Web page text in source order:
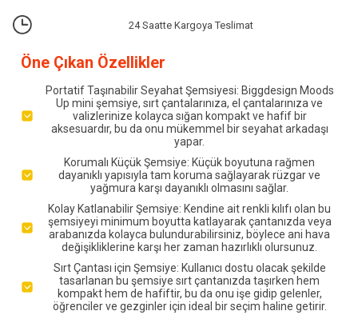
24 Saatte Kargoya Teslimat
Öne Çıkan Özellikler
Portatif Taşınabilir Seyahat Şemsiyesi: Biggdesign Moods
Up mini şemsiye, sırt çantalarınıza, el çantalarınıza ve
valizlerinize kolayca sığan kompakt ve hafif bir
aksesuardır, bu da onu mükemmel bir seyahat arkadaşı
yapar.
Korumalı Küçük Şemsiye: Küçük boyutuna rağmen
dayanıklı yapısıyla tam koruma sağlayarak rüzgar ve
yağmura karşı dayanıklı olmasını sağlar.
Kolay Katlanabilir Şemsiye: Kendine ait renkli kılıfı olan bu
şemsiyeyi minimum boyutta katlayarak çantanızda veya
arabanızda kolayca bulundurabilirsiniz, böylece ani hava
değişikliklerine karşı her zaman hazırlıklı olursunuz.
Sırt Çantası için Şemsiye: Kullanıcı dostu olacak şekilde
tasarlanan bu şemsiye sırt çantanızda taşırken hem
kompakt hem de hafiftir, bu da onu işe gidip gelenler,
öğrenciler ve gezginler için ideal bir seçim haline getirir.